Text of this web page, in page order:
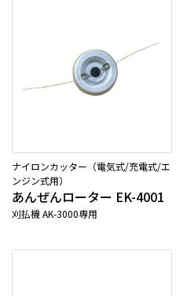
ナイロンカッター（電気式/充電式/エ
ンジン式用）
あんぜんローター EK-4001
刈払機 AK-3000専用